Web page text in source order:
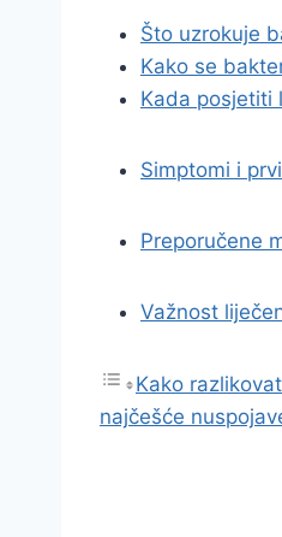
Što uzrokuje
Kako se
Kada posjetiti
Simptomi i
Preporučene
Važnost
Kako
najčešće